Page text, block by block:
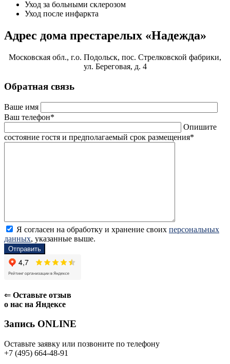
Уход за больными склерозом
Уход после инфаркта
Адрес дома престарелых «Надежда»
Московская обл., г.о. Подольск, пос. Стрелковской фабрики,
ул. Береговая, д. 4
Обратная связь
Ваше имя
Ваш телефон*
Опишите
состояние гостя и предполагаемый срок размещения*
Я согласен на обработку и хранение своих персональных
данных, указанные выше.
⇐ Оставьте отзыв
о нас на Яндексе
Запись ONLINE
Оставьте заявку или позвоните по телефону
+7 (495) 664-48-91